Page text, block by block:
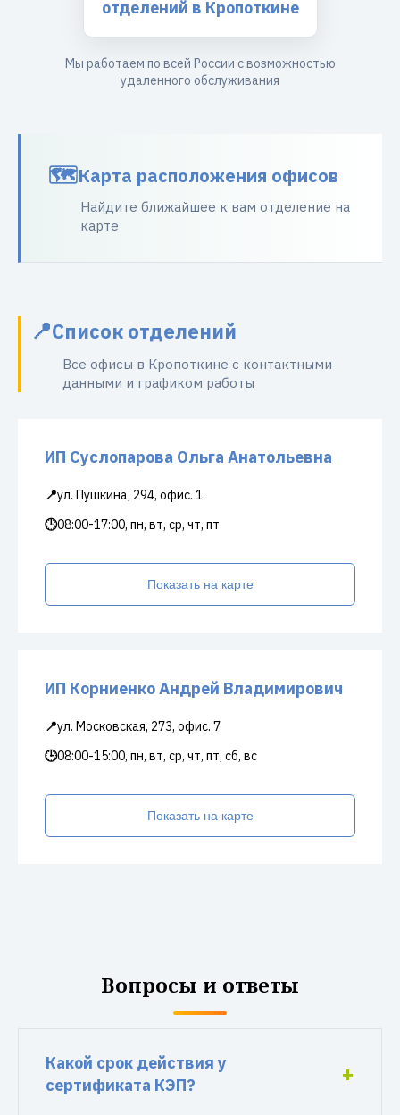
отделений в Кропоткине
Мы работаем по всей России с возможностью
удаленного обслуживания
Карта расположения офисов
Найдите ближайшее к вам отделение на
карте
Список отделений
Все офисы в Кропоткине с контактными
данными и графиком работы
ИП Суслопарова Ольга Анатольевна
📍ул. Пушкина, 294, офис. 1
🕒08:00-17:00, пн, вт, ср, чт, пт
Показать на карте
ИП Корниенко Андрей Владимирович
📍ул. Московская, 273, офис. 7
🕒08:00-15:00, пн, вт, ср, чт, пт, сб, вс
Показать на карте
Вопросы и ответы
Какой срок действия у
сертификата КЭП?